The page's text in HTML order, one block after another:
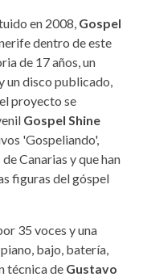
en 2008, Gospel
dentro de este
de 17 años, un
un disco publicado,
proyecto se
Gospel Shine
'Gospeliando',
Canarias y que han
figuras del góspel
35 voces y una
bajo, batería,
técnica de Gustavo